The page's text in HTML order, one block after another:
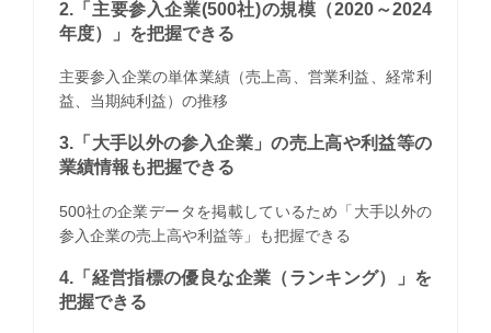
2.「主要参入企業(500社)の規模（2020～2024
年度）」を把握できる
主要参入企業の単体業績（売上高、営業利益、経常利
益、当期純利益）の推移
3.「大手以外の参入企業」の売上高や利益等の
業績情報も把握できる
500社の企業データを掲載しているため「大手以外の
参入企業の売上高や利益等」も把握できる
4.「経営指標の優良な企業（ランキング）」を
把握できる